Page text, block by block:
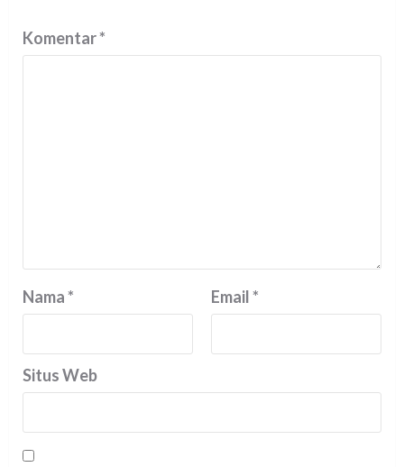
Komentar*
Nama* Email*
Situs Web